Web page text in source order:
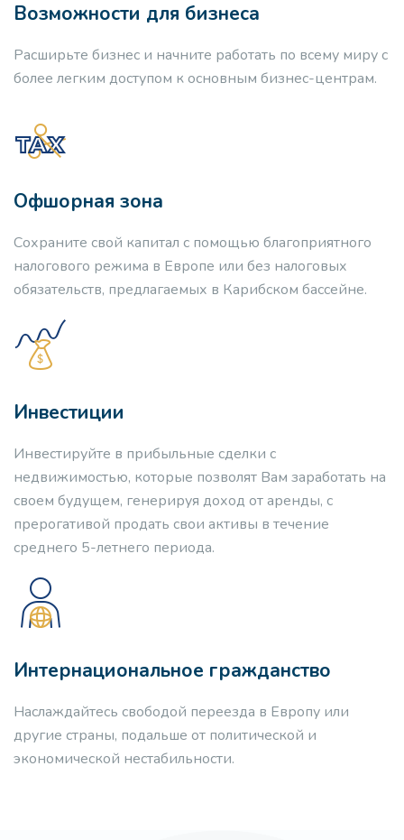
Возможности для бизнеса
Расширьте бизнес и начните работать по всему миру с
более легким доступом к основным бизнес-центрам.
Офшорная зона
Сохраните свой капитал с помощью благоприятного
налогового режима в Европе или без налоговых
обязательств, предлагаемых в Карибском бассейне.
Инвестиции
Инвестируйте в прибыльные сделки с
недвижимостью, которые позволят Вам заработать на
своем будущем, генерируя доход от аренды, с
прерогативой продать свои активы в течение
среднего 5-летнего периода.
Интернациональное гражданство
Наслаждайтесь свободой переезда в Европу или
другие страны, подальше от политической и
экономической нестабильности.